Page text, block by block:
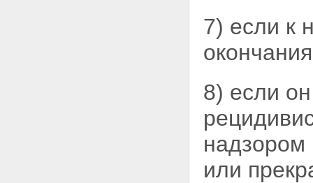
7) если к
8) если
надзором
или